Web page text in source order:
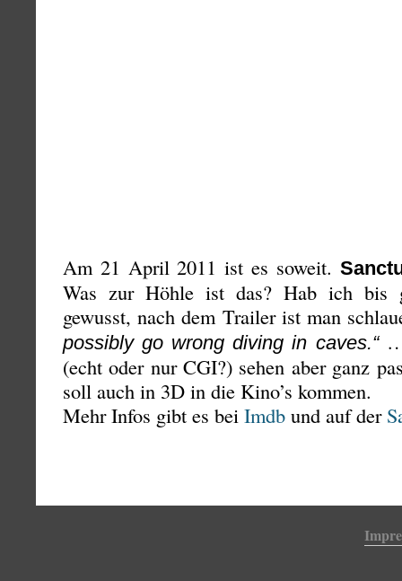
Am 21 April 2011 ist es soweit.
Was zur Höhle ist das? Hab ich bis
gewusst, nach dem Trailer ist man
possibly go wrong diving in caves.“…
(echt oder nur CGI?) sehen aber ganz
soll auch in 3D in die Kino’s kommen.
Mehr Infos gibt es bei Imdb und auf der